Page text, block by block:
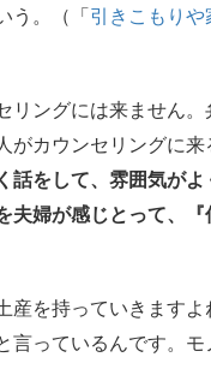
う。（「引きこもり
リングには来ません
カウンセリングに来
をして、雰囲気が
婦が感じとって、
を持っていきますよ
っているんです。